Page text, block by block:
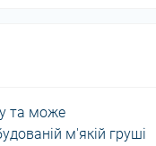
та може
м'якій груші